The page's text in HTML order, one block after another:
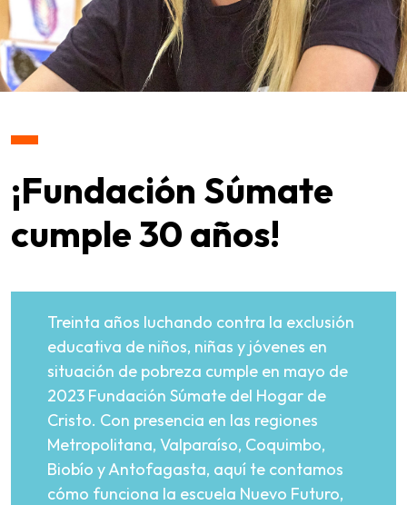
¡Fundación Súmate
cumple 30 años!
Treinta años luchando contra la exclusión
educativa de niños, niñas y jóvenes en
situación de pobreza cumple en mayo de
2023 Fundación Súmate del Hogar de
Cristo. Con presencia en las regiones
Metropolitana, Valparaíso, Coquimbo,
Biobío y Antofagasta, aquí te contamos
cómo funciona la escuela Nuevo Futuro,